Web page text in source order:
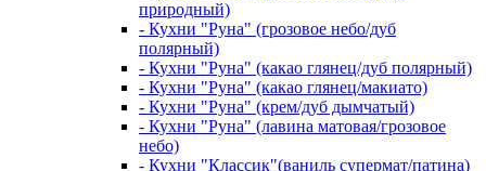
природный)
- Кухни "Руна" (грозовое небо/дуб
полярный)
- Кухни "Руна" (какао глянец/дуб полярный)
- Кухни "Руна" (какао глянец/макиато)
- Кухни "Руна" (крем/дуб дымчатый)
- Кухни "Руна" (лавина матовая/грозовое
небо)
- Кухни "Классик"(ваниль супермат/патина)